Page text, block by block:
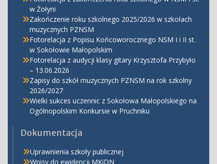
w Żołyni
Zakończenie roku szkolnego 2025/2026 w szkołach
muzycznych PZNSM
Fotorelacja z Popisu Końcoworocznego NSM I i II st.
w Sokołowie Małopolskim
Fotorelacja z audycji klasy gitary Krzysztofa Przybyło
– 13.06.2026
Zapisy do szkół muzycznych PZNSM na rok szkolny
2026/2027
Wielki sukces uczennic z Sokołowa Małopolskiego na
Ogólnopolskim Konkursie w Pruchniku
Dokumentacja
Uprawnienia szkoły publicznej
Wpisy do ewidencji MKiDN